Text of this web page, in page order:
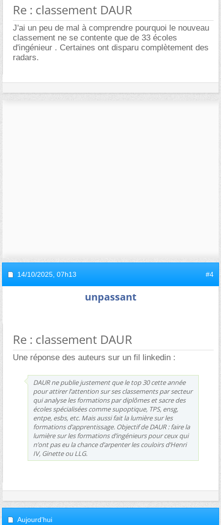
Re : classement DAUR
J'ai un peu de mal à comprendre pourquoi le nouveau
classement ne se contente que de 33 écoles
d'ingénieur . Certaines ont disparu complètement des
radars.
14/10/2025, 07h13 #4
unpassant
Re : classement DAUR
Une réponse des auteurs sur un fil linkedin :
DAUR ne publie justement que le top 30 cette année
pour attirer l’attention sur ses classements par secteur
qui analyse les formations par diplômes et sacre des
écoles spécialisées comme supoptique, TPS, ensg,
entpe, esbs, etc. Mais aussi fait la lumière sur les
formations d’apprentissage. Objectif de DAUR : faire la
lumière sur les formations d’ingénieurs pour ceux qui
n’ont pas eu la chance d’arpenter les couloirs d’Henri
IV, Ginette ou LLG.
Aujourd'hui